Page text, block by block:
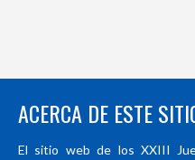
ACERCA DE ESTE
El sitio web de los XXIII